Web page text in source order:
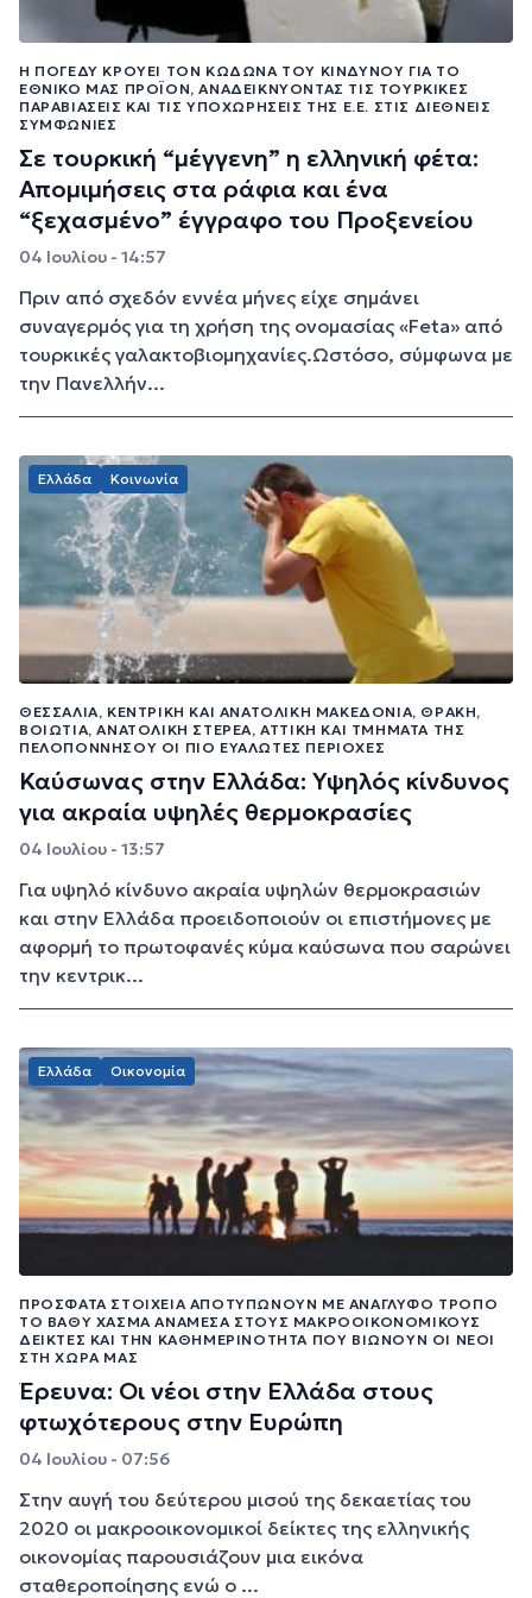
Η ΠΟΓΕΔΥ ΚΡΟΎΕΙ ΤΟΝ ΚΏΔΩΝΑ ΤΟΥ ΚΙΝΔΎΝΟΥ ΓΙΑ ΤΟ
ΕΘΝΙΚΌ ΜΑΣ ΠΡΟΪΌΝ, ΑΝΑΔΕΙΚΝΎΟΝΤΑΣ ΤΙΣ ΤΟΥΡΚΙΚΈΣ
ΠΑΡΑΒΙΆΣΕΙΣ ΚΑΙ ΤΙΣ ΥΠΟΧΩΡΉΣΕΙΣ ΤΗΣ Ε.Ε. ΣΤΙΣ ΔΙΕΘΝΕΊΣ
ΣΥΜΦΩΝΊΕΣ
Σε τουρκική “μέγγενη” η ελληνική φέτα:
Απομιμήσεις στα ράφια και ένα
“ξεχασμένο” έγγραφο του Προξενείου
04 Ιουλίου - 14:57
Πριν από σχεδόν εννέα μήνες είχε σημάνει
συναγερμός για τη χρήση της ονομασίας «Feta» από
τουρκικές γαλακτοβιομηχανίες.Ωστόσο, σύμφωνα με
την Πανελλήν...
Ελλάδα Κοινωνία
ΘΕΣΣΑΛΊΑ, ΚΕΝΤΡΙΚΉ ΚΑΙ ΑΝΑΤΟΛΙΚΉ ΜΑΚΕΔΟΝΊΑ, ΘΡΆΚΗ,
ΒΟΙΩΤΊΑ, ΑΝΑΤΟΛΙΚΉ ΣΤΕΡΕΆ, ΑΤΤΙΚΉ ΚΑΙ ΤΜΉΜΑΤΑ ΤΗΣ
ΠΕΛΟΠΟΝΝΉΣΟΥ ΟΙ ΠΙΟ ΕΥΆΛΩΤΕΣ ΠΕΡΙΟΧΈΣ
Καύσωνας στην Ελλάδα: Υψηλός κίνδυνος
για ακραία υψηλές θερμοκρασίες
04 Ιουλίου - 13:57
Για υψηλό κίνδυνο ακραία υψηλών θερμοκρασιών
και στην Ελλάδα προειδοποιούν οι επιστήμονες με
αφορμή το πρωτοφανές κύμα καύσωνα που σαρώνει
την κεντρικ...
Ελλάδα Οικονομία
ΠΡΌΣΦΑΤΑ ΣΤΟΙΧΕΊΑ ΑΠΟΤΥΠΏΝΟΥΝ ΜΕ ΑΝΆΓΛΥΦΟ ΤΡΌΠΟ
ΤΟ ΒΑΘΎ ΧΆΣΜΑ ΑΝΆΜΕΣΑ ΣΤΟΥΣ ΜΑΚΡΟΟΙΚΟΝΟΜΙΚΟΎΣ
ΔΕΊΚΤΕΣ ΚΑΙ ΤΗΝ ΚΑΘΗΜΕΡΙΝΌΤΗΤΑ ΠΟΥ ΒΙΏΝΟΥΝ ΟΙ ΝΈΟΙ
ΣΤΗ ΧΏΡΑ ΜΑΣ
Έρευνα: Οι νέοι στην Ελλάδα στους
φτωχότερους στην Ευρώπη
04 Ιουλίου - 07:56
Στην αυγή του δεύτερου μισού της δεκαετίας του
2020 οι μακροοικονομικοί δείκτες της ελληνικής
οικονομίας παρουσιάζουν μια εικόνα
σταθεροποίησης ενώ ο ...